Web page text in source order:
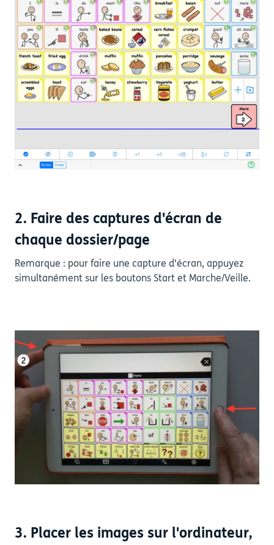
2. Faire des captures d'écran de
chaque dossier/page
Remarque : pour faire une capture d'écran, appuyez
simultanément sur les boutons Start et Marche/Veille.
3. Placer les images sur l'ordinateur,